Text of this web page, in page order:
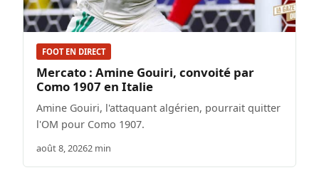
FOOT EN DIRECT
Mercato : Amine Gouiri, convoité par
Como 1907 en Italie
Amine Gouiri, l'attaquant algérien, pourrait quitter
l'OM pour Como 1907.
août 8, 20262 min